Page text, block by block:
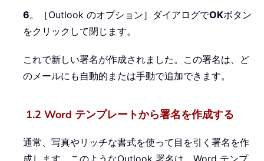
6。［Outlook のオプション］ダイアログでOKボタン
をクリックして閉じます。
これで新しい署名が作成されました。この署名は、ど
のメールにも自動的または手動で追加できます。
1.2 Word テンプレートから署名を作成する
通常、写真やリッチな書式を使って目を引く署名を作